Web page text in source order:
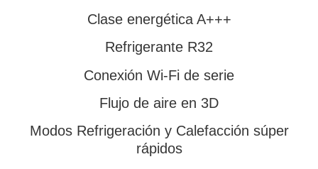
Clase energética A+++
Refrigerante R32
Conexión Wi-Fi de serie
Flujo de aire en 3D
Modos Refrigeración y Calefacción súper
rápidos